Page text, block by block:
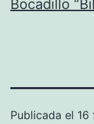
Bocadillo
Publicada el 16